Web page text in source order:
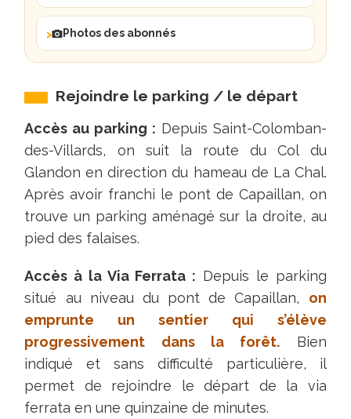
sont
tout-
de-
physiques
exigent
des
placements
de
pieds
précis.
y
a
aussi
un
petit
parcours
au
Photos des abonnés
Rejoindre le parking / le départ
Accès au parking : Depuis Saint-Colomban-
des-Villards, on suit la route du Col du
Glandon en direction du hameau de La Chal.
Après avoir franchi le pont de Capaillan, on
trouve un parking aménagé sur la droite, au
pied des falaises.
Accès à la Via Ferrata : Depuis le parking
situé au niveau du pont de Capaillan, on
emprunte un sentier qui s’élève
progressivement dans la forêt. Bien
indiqué et sans difficulté particulière, il
permet de rejoindre le départ de la via
ferrata en une quinzaine de minutes.